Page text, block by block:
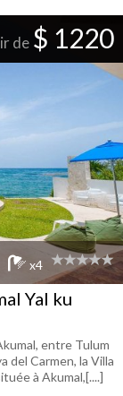
de $ 1220
x4
Yal ku
entre Tulum
del Carmen, la Villa
à Akumal,[....]